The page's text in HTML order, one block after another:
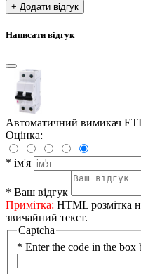
+ Додати відгук
Написати відгук
Автоматичний вимикач
Оцінка:
* ім'я
* Ваш відгук
Примітка: HTML розмітка
звичайний текст.
Captcha
* Enter the code in the box